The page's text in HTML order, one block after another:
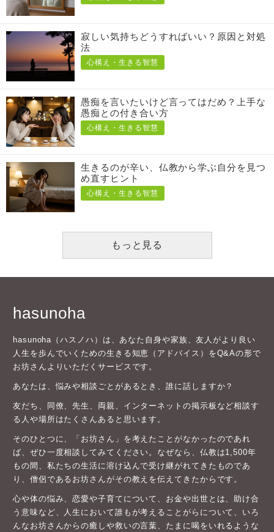
寂しい気持ちどうすればいい？原因と対処
法
心構え・生きる智慧
愚痴を言いたいけど言ってはだめ？上手な
愚痴との付き合い方
心構え・生きる智慧
生きるのが辛い、仏教から学ぶ自分を見つ
め直すヒント
心構え・生きる智慧
もっと見る
hasunoha
hasunoha（ハスノハ）は、あなた自身や家族、友人がより良い
人生を歩んでいくための生きる知恵（アドバイス）をQ&Aの形で
お坊さんよりいただくサービスです。
あなたは、悩みや相談ごとがあるとき、誰に話しますか？
友だち、同僚、先生、両親、インターネットの掲示板など相談す
る人や場所はたくさんあると思います。
そのひとつに、「お坊さん」を考えたことがなかったのであれ
ば、ぜひ一度相談してみてください。なぜなら、仏教は1,500年
もの間、私たちの生活に溶け込んで受け継がれてきたものであ
り、僧侶であるお坊さんがその教えを伝えてきたからです。
心や体の悩み、恋愛や子育てについて、お金や出世とは、助け合
う意味など、人生において誰もが考えることがらについて、いろ
んなお坊さんからの癒しや救いの言葉、たまに喝をいれるような